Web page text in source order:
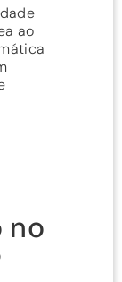
ao
no